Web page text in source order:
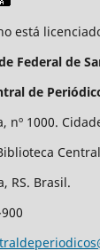
está
Federal de
de
nº 1000.
RS. Brasil.